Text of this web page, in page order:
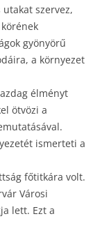
szervez,
gyönyörű
a környezet
élményt
ötvözi a
ismerteti a
főtitkára volt.
Városi
lett. Ezt a